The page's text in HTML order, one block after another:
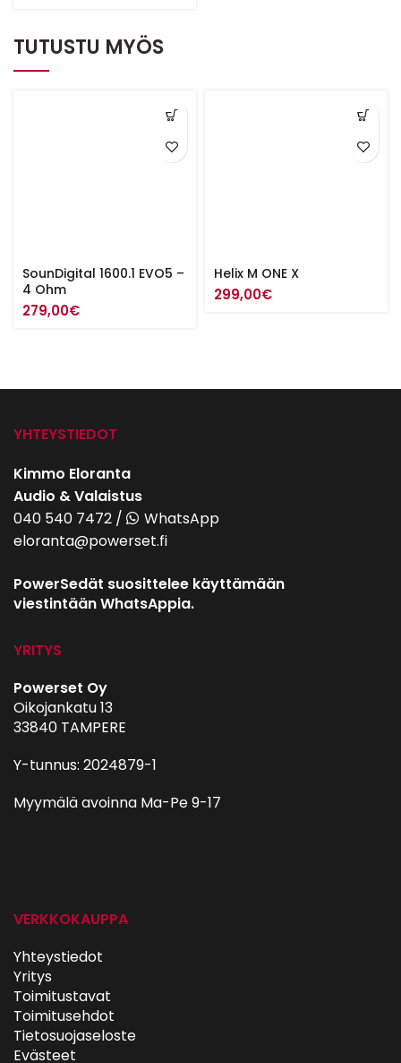
TUTUSTU MYÖS
SounDigital 1600.1 EVO5 –
4 Ohm
279,00€
Helix M ONE X
299,00€
YHTEYSTIEDOT
Kimmo Eloranta
Audio & Valaistus
040 540 7472 /
WhatsApp
eloranta@powerset.fi
PowerSedät suosittelee käyttämään
viestintään WhatsAppia.
YRITYS
Powerset Oy
Oikojankatu 13
33840 TAMPERE
Y-tunnus: 2024879-1
Myymälä avoinna Ma-Pe 9-17
VERKKOKAUPPA
Yhteystiedot
Yritys
Toimitustavat
Toimitusehdot
Tietosuojaseloste
Evästeet